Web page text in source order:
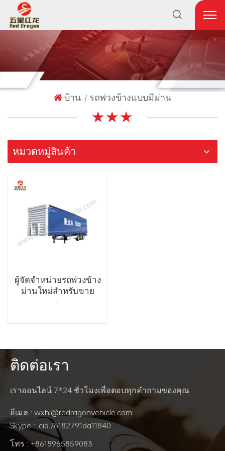
บ้าน | รถพ่วงข้างแบบมีม่าน
★ ★ ★
หมวดหมู่สินค้า
ผู้จัดจำหน่ายรถพ่วงข้าง
ม่านใหม่สำหรับขาย
1
อ่านเพิ่มเติม
ติดต่อเรา
เราออนไลน์ 7*24 ชั่วโมงเพื่อตอบทุกคำถามของคุณ
อีเมล : wxhl@redragonvehicle.com
Skype : .cid.76182791da11840
โทร : +8618965859083